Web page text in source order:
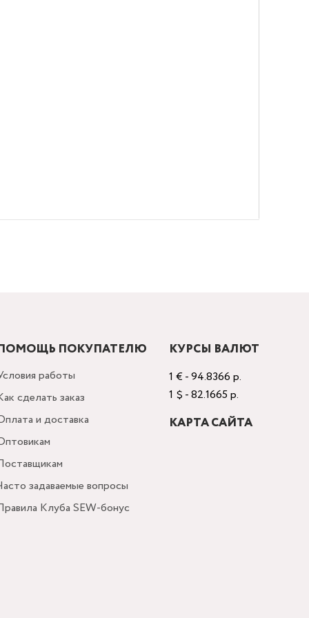
ПОКУПАТЕЛЮ
работы
сделать заказ
и доставка
задаваемые вопросы
Клуба SEW-бонус
КУРСЫ ВАЛЮТ
1 € - 94.8366 р.
1 $ - 82.1665 р.
КАРТА САЙТА